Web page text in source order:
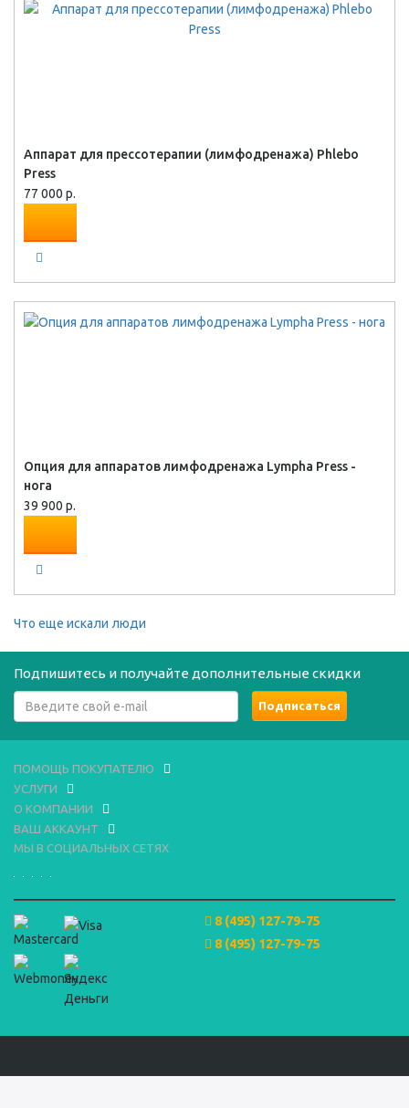
Аппарат для прессотерапии (лимфодренажа) Phlebo
Press
77 000 р.
Опция для аппаратов лимфодренажа Lympha Press -
нога
39 900 р.
Что еще искали люди
Подпишитесь и получайте дополнительные скидки
ПОМОЩЬ ПОКУПАТЕЛЮ
УСЛУГИ
О КОМПАНИИ
ВАШ АККАУНТ
МЫ В СОЦИАЛЬНЫХ СЕТЯХ
8 (495) 127-79-75
8 (495) 127-79-75